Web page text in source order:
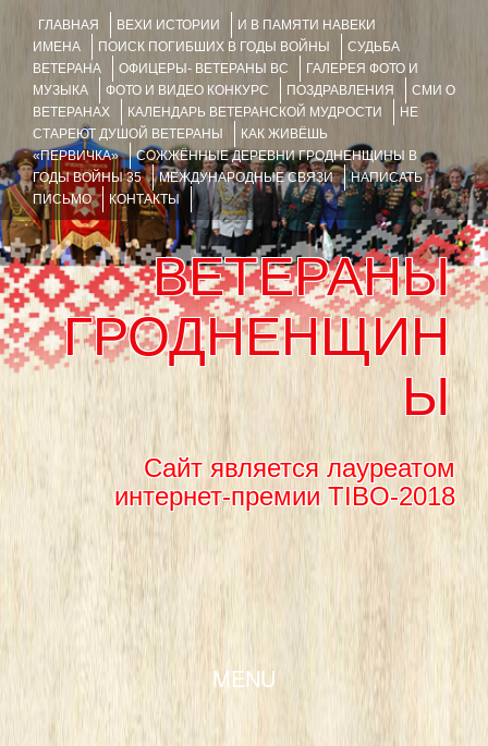
ГЛАВНАЯ ВЕХИ ИСТОРИИ
И В ПАМЯТИ НАВЕКИ
ИМЕНА
ПОИСК ПОГИБШИХ В ГОДЫ ВОЙНЫ
СУДЬБА
ВЕТЕРАНА
ОФИЦЕРЫ- ВЕТЕРАНЫ ВС
ГАЛЕРЕЯ ФОТО И
МУЗЫКА
ФОТО И ВИДЕО КОНКУРС ПОЗДРАВЛЕНИЯ
СМИ О
ВЕТЕРАНАХ
КАЛЕНДАРЬ ВЕТЕРАНСКОЙ МУДРОСТИ
НЕ
СТАРЕЮТ ДУШОЙ ВЕТЕРАНЫ
КАК ЖИВЁШЬ
«ПЕРВИЧКА»
СОЖЖЁННЫЕ ДЕРЕВНИ ГРОДНЕНЩИНЫ В
ГОДЫ ВОЙНЫ 35
МЕЖДУНАРОДНЫЕ СВЯЗИ
НАПИСАТЬ
ПИСЬМО
КОНТАКТЫ
ВЕТЕРАНЫ
ГРОДНЕНЩИН
Ы
Сайт является лауреатом
интернет-премии TIBO-2018
MENU
SKIP TO CONTENT